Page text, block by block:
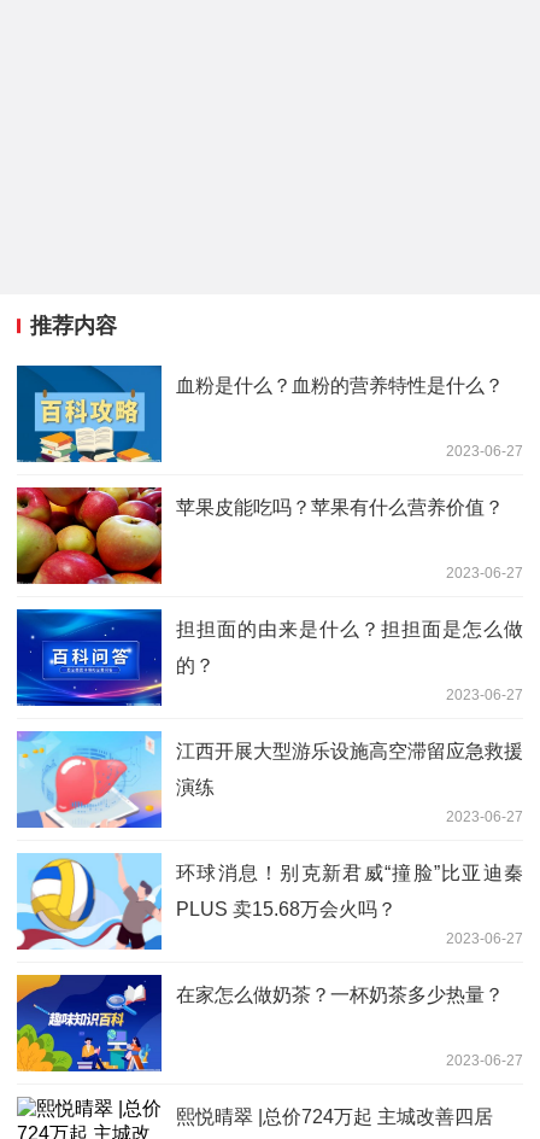
推荐内容
血粉是什么？血粉的营养特性是什么？
2023-06-27
苹果皮能吃吗？苹果有什么营养价值？
2023-06-27
担担面的由来是什么？担担面是怎么做
的？
2023-06-27
江西开展大型游乐设施高空滞留应急救援
演练
2023-06-27
环球消息！别克新君威“撞脸”比亚迪秦
PLUS 卖15.68万会火吗？
2023-06-27
在家怎么做奶茶？一杯奶茶多少热量？
2023-06-27
熙悦晴翠 |总价724万起 主城改善四居